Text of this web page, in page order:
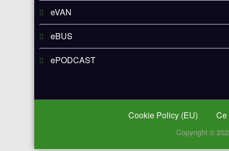
eVAN
eBUS
ePODCAST
Cookie Policy (EU) Ce
Copyright ©